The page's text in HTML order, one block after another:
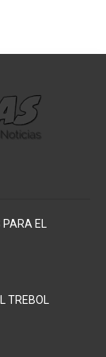
PARA EL
TREBOL